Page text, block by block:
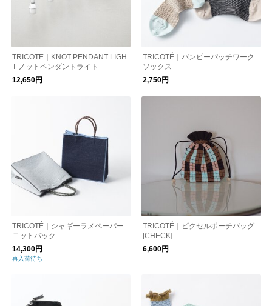
TRICOTE｜KNOT PENDANT LIGH
T ノットペンダントライト
12,650円
TRICOTÉ｜バンピーパッチワーク
ソックス
2,750円
TRICOTÉ｜シャギーラメペーパー
ニットバック
14,300円
再入荷待ち
TRICOTÉ｜ピクセルポーチバッグ
[CHECK]
6,600円